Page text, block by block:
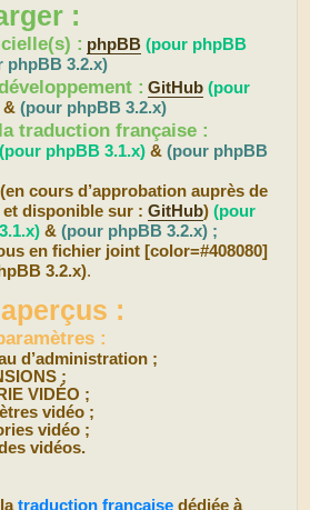
:
: phpBB (pour phpBB
phpBB 3.2.x)
: GitHub (pour
&(pour phpBB 3.2.x)
traduction française :
(pour phpBB 3.1.x) &(pour phpBB
(en cours d’approbation auprès de
et disponible sur :GitHub)(pour
&(pour phpBB 3.2.x) ;
en fichier joint [color=#408080]
3.2.x).
:
:
d’administration ;
;
VIDÉO ;
vidéo ;
vidéo ;
vidéos.
latraduction française dédiée à